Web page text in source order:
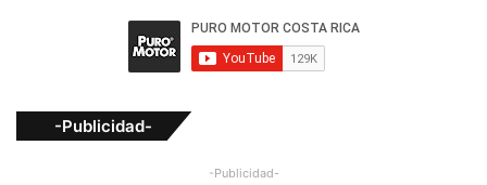
-Publicidad-
-Publicidad-